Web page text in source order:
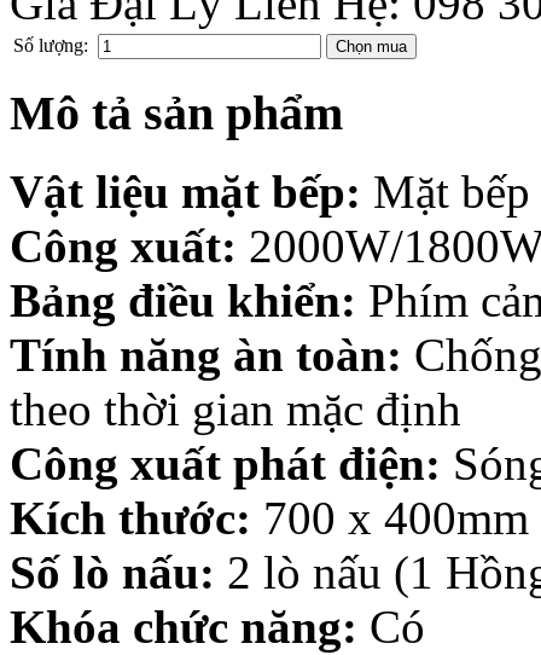
Số lượng:
Mô tả sản phẩm
Vật liệu mặt bếp: Mặt
Công xuất: 2000W/
Bảng điều khiển: Phím
Tính năng àn toàn:
theo thời gian mặc định
Công xuất phát điện:
Kích thước: 700 x 400mm
Số lò nấu: 2 lò nấu (1
Khóa chức năng: Có